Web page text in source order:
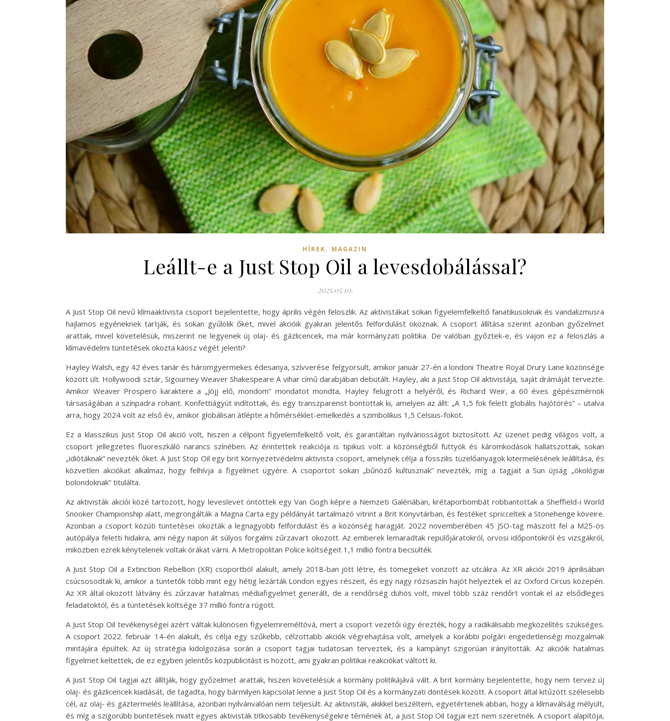
HÍREK, MAGAZIN
Leállt-e a Just Stop Oil a levesdobálással?
2025.05.10.
A Just Stop Oil nevű klímaaktivista csoport bejelentette, hogy április végén feloszlik. Az aktivistákat sokan figyelemfelkeltő fanatikusoknak és vandalizmusra
hajlamos egyéneknek tartják, és sokan gyűlölik őket, mivel akcióik gyakran jelentős felfordulást okoznak. A csoport állítása szerint azonban győzelmet
arattak, mivel követelésük, miszerint ne legyenek új olaj- és gázlicencek, ma már kormányzati politika. De valóban győztek-e, és vajon ez a feloszlás a
klímavédelmi tüntetések okozta káosz végét jelenti?
Hayley Walsh, egy 42 éves tanár és háromgyermekes édesanya, szívverése felgyorsult, amikor január 27-én a londoni Theatre Royal Drury Lane közönsége
között ült. Hollywoodi sztár, Sigourney Weaver Shakespeare A vihar című darabjában debütált. Hayley, aki a Just Stop Oil aktivistája, saját drámáját tervezte.
Amikor Weaver Prospero karaktere a „Jöjj elő, mondom” mondatot mondta, Hayley felugrott a helyéről, és Richard Weir, a 60 éves gépészmérnök
társaságában a színpadra rohant. Konfettiágyút indítottak, és egy transzparenst bontottak ki, amelyen az állt: „A 1,5 fok felett globális hajótörés” – utalva
arra, hogy 2024 volt az első év, amikor globálisan átlépte a hőmérséklet-emelkedés a szimbolikus 1,5 Celsius-fokot.
Ez a klasszikus Just Stop Oil akció volt, hiszen a célpont figyelemfelkeltő volt, és garantáltan nyilvánosságot biztosított. Az üzenet pedig világos volt, a
csoport jellegzetes fluoreszkáló narancs színében. Az érintettek reakciója is tipikus volt: a közönségből füttyök és káromkodások hallatszottak, sokan
„idiótáknak” nevezték őket. A Just Stop Oil egy brit környezetvédelmi aktivista csoport, amelynek célja a fosszilis tüzelőanyagok kitermelésének leállítása, és
közvetlen akciókat alkalmaz, hogy felhívja a figyelmet ügyére. A csoportot sokan „bűnöző kultusznak” nevezték, míg a tagjait a Sun újság „ökológiai
bolondoknak” titulálta.
Az aktivisták akciói közé tartozott, hogy leveslevet öntöttek egy Van Gogh képre a Nemzeti Galériában, krétaporbombát robbantottak a Sheffield-i World
Snooker Championship alatt, megrongálták a Magna Carta egy példányát tartalmazó vitrint a Brit Könyvtárban, és festéket spricceltek a Stonehenge köveire.
Azonban a csoport közúti tüntetései okozták a legnagyobb felfordulást és a közönség haragját. 2022 novemberében 45 JSO-tag mászott fel a M25-ös
autópálya feletti hidakra, ami négy napon át súlyos forgalmi zűrzavart okozott. Az emberek lemaradtak repülőjáratokról, orvosi időpontokról és vizsgákról,
miközben ezrek kénytelenek voltak órákat várni. A Metropolitan Police költségeit 1,1 millió fontra becsülték.
A Just Stop Oil a Extinction Rebellion (XR) csoportból alakult, amely 2018-ban jött létre, és tömegeket vonzott az utcákra. Az XR akciói 2019 áprilisában
csúcsosodtak ki, amikor a tüntetők több mint egy hétig lezárták London egyes részeit, és egy nagy rózsaszín hajót helyeztek el az Oxford Circus közepén.
Az XR által okozott látvány és zűrzavar hatalmas médiafigyelmet generált, de a rendőrség dühös volt, mivel több száz rendőrt vontak el az elsődleges
feladatoktól, és a tüntetések költsége 37 millió fontra rúgott.
A Just Stop Oil tevékenységei azért váltak különösen figyelemreméltóvá, mert a csoport vezetői úgy érezték, hogy a radikálisabb megközelítés szükséges.
A csoport 2022. február 14-én alakult, és célja egy szűkebb, célzottabb akciók végrehajtása volt, amelyek a korábbi polgári engedetlenségi mozgalmak
mintájára épültek. Az új stratégia kidolgozása során a csoport tagjai tudatosan terveztek, és a kampányt szigorúan irányították. Az akcióik hatalmas
figyelmet keltettek, de ez egyben jelentős közpublicitást is hozott, ami gyakran politikai reakciókat váltott ki.
A Just Stop Oil tagjai azt állítják, hogy győzelmet arattak, hiszen követelésük a kormány politikájává vált. A brit kormány bejelentette, hogy nem tervez új
olaj- és gázlicencek kiadását, de tagadta, hogy bármilyen kapcsolat lenne a Just Stop Oil és a kormányzati döntések között. A csoport által kitűzött szélesebb
cél, az olaj- és gáztermelés leállítása, azonban nyilvánvalóan nem teljesült. Az aktivisták, akikkel beszéltem, egyetértenek abban, hogy a klímaválság mélyült,
és míg a szigorúbb büntetések miatt egyes aktivisták titkosabb tevékenységekre térnének át, a Just Stop Oil tagjai ezt nem szeretnék. A csoport alapítója,